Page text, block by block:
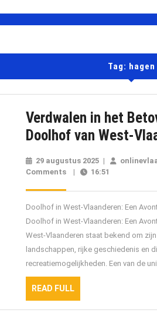
Tag: hagen
Verdwalen in het
Doolhof van West-
29 augustus 2025 29
augustus
|
Comments
| 16:51
Doolhof in West-Vlaanderen: Een
Doolhof in West-Vlaanderen: Een
West-Vlaanderen staat bekend om
landschappen, rijke geschiedenis en
recreatiemogelijkheden. Een van de
READ FULL
FULL